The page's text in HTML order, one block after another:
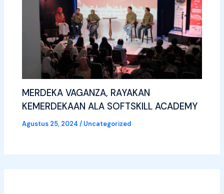
MERDEKA VAGANZA, RAYAKAN
KEMERDEKAAN ALA SOFTSKILL ACADEMY
Agustus 25, 2024/ Uncategorized